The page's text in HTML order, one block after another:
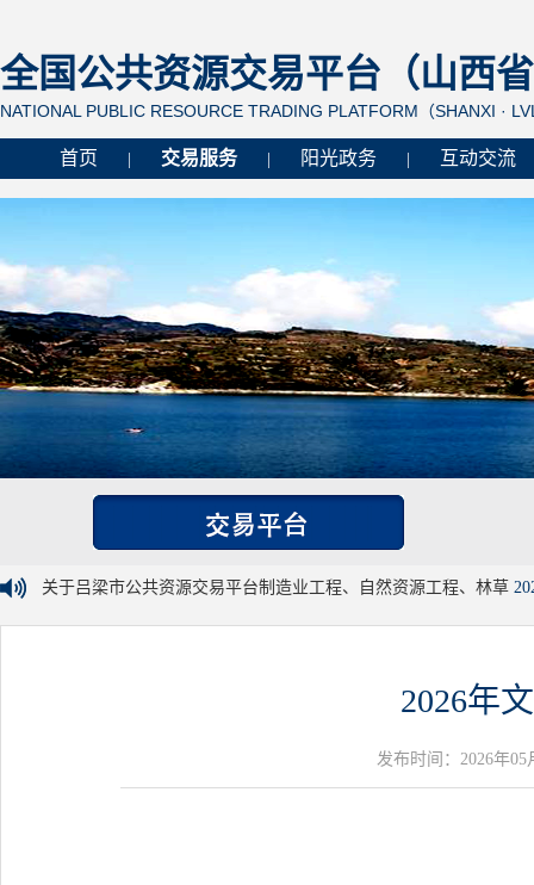
全国公共资源交易平台（山西
NATIONAL PUBLIC RESOURCE TRADING PLATFORM（SHANXI ·
首页 交易服务 阳光政务 互动交流
关于吕梁市公共资源交易平台制造业工程、自然资源工程、林草
2026年
发布时间：2026年05